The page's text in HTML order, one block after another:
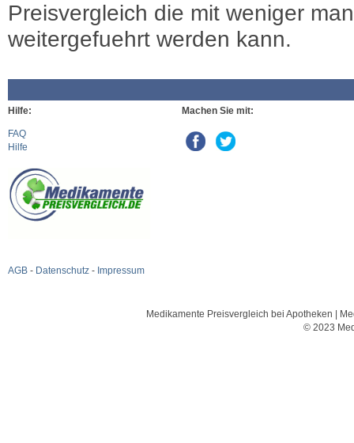
Preisvergleich die mit weniger
weitergefuehrt werden kann.
Hilfe:
FAQ
Hilfe
AGB - Datenschutz - Impressum
Machen Sie mit:
Medikamente Preisvergleich bei Apotheken |
© 2023